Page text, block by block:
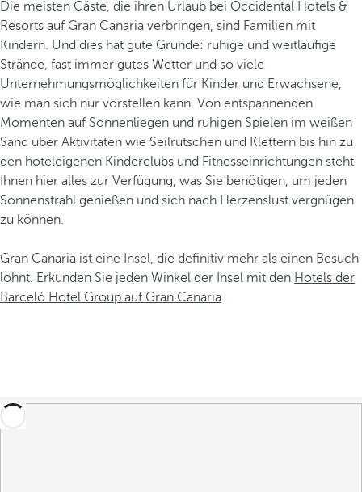
Die meisten Gäste, die ihren Urlaub bei Occidental Hotels &
Resorts auf Gran Canaria verbringen, sind Familien mit
Kindern. Und dies hat gute Gründe: ruhige und weitläufige
Strände, fast immer gutes Wetter und so viele
Unternehmungsmöglichkeiten für Kinder und Erwachsene,
wie man sich nur vorstellen kann. Von entspannenden
Momenten auf Sonnenliegen und ruhigen Spielen im weißen
Sand über Aktivitäten wie Seilrutschen und Klettern bis hin zu
den hoteleigenen Kinderclubs und Fitnesseinrichtungen steht
Ihnen hier alles zur Verfügung, was Sie benötigen, um jeden
Sonnenstrahl genießen und sich nach Herzenslust vergnügen
zu können.
Gran Canaria ist eine Insel, die definitiv mehr als einen Besuch
lohnt. Erkunden Sie jeden Winkel der Insel mit den Hotels der
Barceló Hotel Group auf Gran Canaria.